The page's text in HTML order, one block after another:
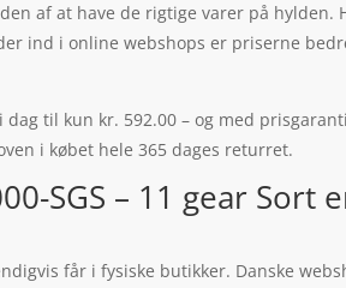
af at have de rigtige varer på hylden.
ind i online webshops er priserne
dag til kun kr. 592.00 – og med
i købet hele 365 dages returret.
SGS – 11 gear
får i fysiske butikker. Danske